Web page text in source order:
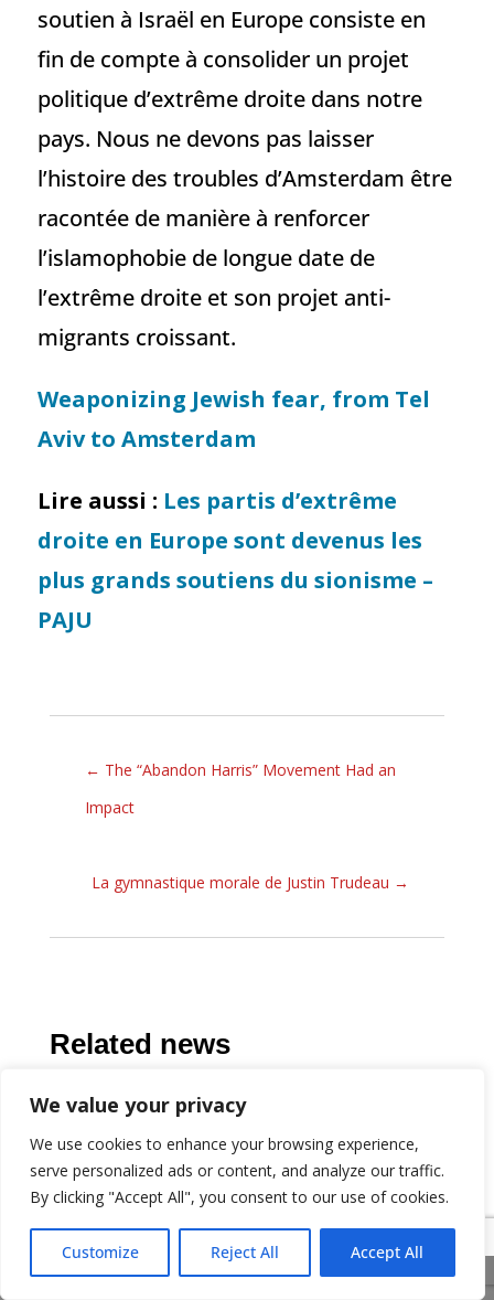
We value your privacy
We use cookies to enhance your browsing experience,
serve personalized ads or content, and analyze our traffic.
By clicking "Accept All", you consent to our use of cookies.
Customize Reject All Accept All
soutien à Israël en Europe consiste en
fin de compte à consolider un projet
politique d’extrême droite dans notre
pays. Nous ne devons pas laisser
l’histoire des troubles d’Amsterdam être
racontée de manière à renforcer
l’islamophobie de longue date de
l’extrême droite et son projet anti-
migrants croissant.
Weaponizing Jewish fear, from Tel
Aviv to Amsterdam
Lire aussi : Les partis d’extrême
droite en Europe sont devenus les
plus grands soutiens du sionisme –
PAJU
← The “Abandon Harris” Movement Had an
Impact
La gymnastique morale de Justin Trudeau →
Related news
Share This